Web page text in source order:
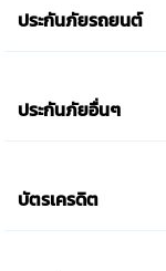
ประกันภัยรถยนต์
ประกันภัยอื่นๆ
บัตรเครดิต